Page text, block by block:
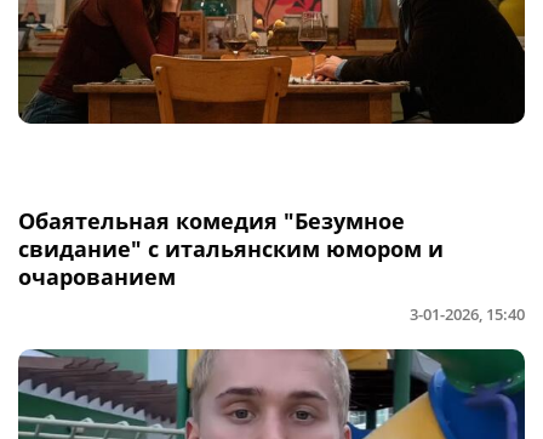
Обаятельная комедия "Безумное
свидание" с итальянским юмором и
очарованием
3-01-2026, 15:40